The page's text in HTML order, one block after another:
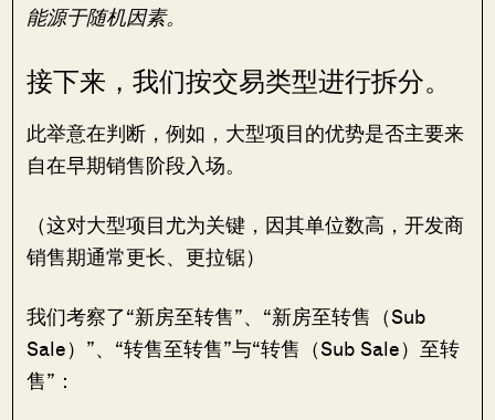
能源于随机因素。
接下来，我们按交易类型进行拆分。
此举意在判断，例如，大型项目的优势是否主要来
自在早期销售阶段入场。
（这对大型项目尤为关键，因其单位数高，开发商
销售期通常更长、更拉锯）
我们考察了“新房至转售”、“新房至转售（Sub
Sale）”、“转售至转售”与“转售（Sub Sale）至转
售”：